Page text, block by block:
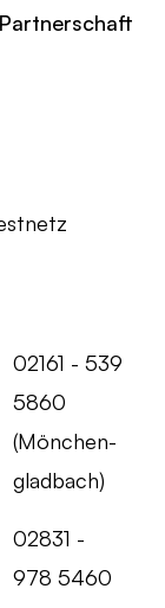
02161 - 539
5860
(Mönchen-
gladbach)
02831 -
978 5460